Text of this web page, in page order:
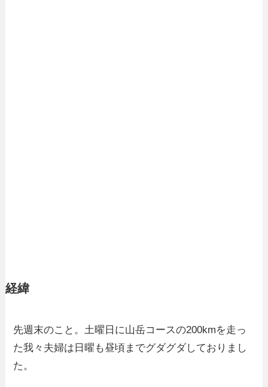
経緯
先週末のこと。土曜日に山岳コースの200kmを走っ
た我々夫婦は日曜も昼頃までグダグダしておりまし
た。